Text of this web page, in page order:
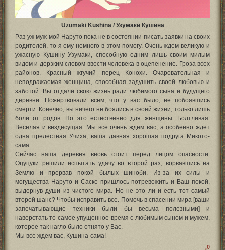
Uzumaki Kushina / Узумаки Кушина
Раз ужмуж мойНаруто пока не в состоянии писать заявки на своих
родителей, то я ему немного в этом помогу. Очень ждем великую и
ужасную Кушину Узумаки, способную одним лишь своим милым
видом и дерзким словом ввести человека в оцепенение. Гроза всех
районов. Красный жгучий перец Конохи. Очаровательная и
неподражаемая женщина, способная задушить своей любовью и
заботой. Вы отдали свою жизнь ради любимого сына и будущего
деревни. Пожертвовали всем, что у вас было, не побоявшись
смерти. Конечно, вы ничего не боялись в своей жизни, только лишь
боли от родов. Но это естественно для женщины. Болтливая.
Веселая и вездесущая. Мы все очень ждем вас, а особенно ждет
одна прелестная Учиха, ваша давняя хорошая подруга Микото-
сама.
Сейчас наша деревня вновь стоит перед лицом опасности.
Оцуцуки решили испытать удачу во второй раз, ворвавшись на
Землю и прервав покой былых шиноби. Из-за их силы и
могущества Наруто и Саске пришлось потревожить и Ваш покой,
выдернув души из чистого мира. Но не это ли и есть тот самый
второй шанс? Чтобы исправить все. Помочь в спасении мира [ваши
запечатывающие техники были бы весьма полезными] и
наверстать то самое упущенное время с любимым сыном и мужем,
которое так нагло было отнято у Вас.
Мы все ждем вас, Кушина-сама!
0